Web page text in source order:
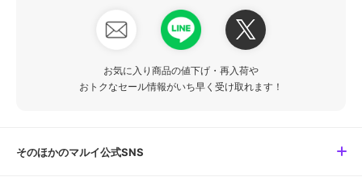
お気に入り商品の値下げ・再入荷や
おトクなセール情報がいち早く受け取れます！
そのほかのマルイ公式SNS